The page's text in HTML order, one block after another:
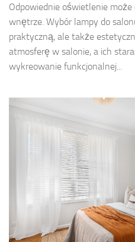
Odpowiednie oświetlenie może
wnętrze. Wybór lampy do
praktyczną, ale także
atmosferę w salonie, a ich
wykreowanie funkcjonalnej...